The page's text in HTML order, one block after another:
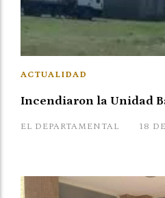
Incendiaron la Unidad
EL DEPARTAMENTAL
ACTUALIDAD
18